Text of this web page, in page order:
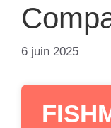
6 juin 2025